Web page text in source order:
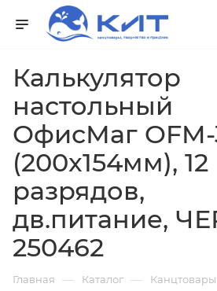
Калькулятор
настольный
ОфисМаг OFM-
(200x154мм), 12
разрядов,
дв.питание,
250462
Главная — Каталог — Канцтовары